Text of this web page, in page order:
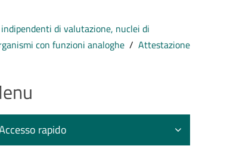
di valutazione, nuclei di
con funzioni analoghe
Attestazione
rapido